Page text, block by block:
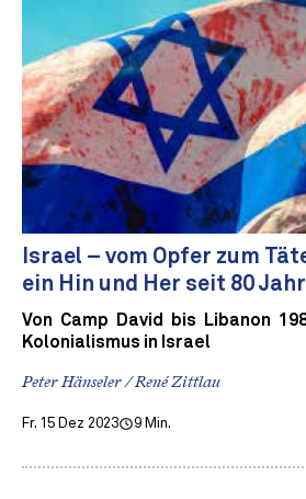
Israel – vom Opfer zum
ein Hin und Her seit 80
Von Camp David bis Libanon
Kolonialismus in Israel
Peter Hänseler / René Zittlau
Fr. 15 Dez 2023 9 Min.